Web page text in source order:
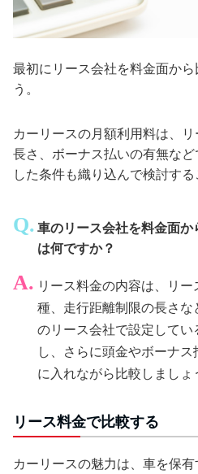
最初にリース会社を料金面か
う。
カーリースの月額利用料は、
長さ、ボーナス払いの有無な
した条件も織り込んで検討する
車のリース会社を料金面
は何ですか？
リース料金の内容は、リ
種、走行距離制限の長さ
のリース会社で設定して
し、さらに頭金やボーナ
に入れながら比較しましょ
リース料金で比較する
カーリースの魅力は、車を保